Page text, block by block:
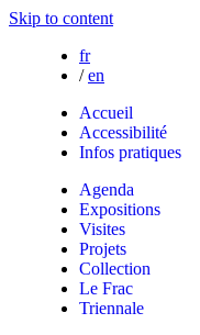
Skip to content
fr
/ en
Accueil
Accessibilité
Infos pratiques
Agenda
Expositions
Visites
Projets
Collection
Le Frac
Triennale